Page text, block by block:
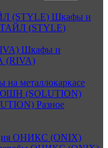
(STYLE) Шкафы и
(STYLE)
Шкафы и
(RIVA)
на металлокаркасе
(SOLUTION)
Разное
ОНИКС (ONIX)